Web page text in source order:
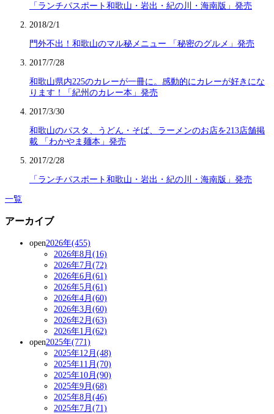
「ランチパスポート和歌山・岩出・紀の川・海南版」発売
2018/2/1
門外不出！和歌山のマル秘メニュー 「秘密のグルメ」発売
2017/7/28
和歌山県内225のカレーが一冊に。感動的にカレーが好きにな
ります！「紀州のカレー本」発売
2017/3/30
和歌山のパスタ、うどん・そば、ラーメンのお店を213店舗掲
載 「わかやま麺本」発売
2017/2/28
「ランチパスポート和歌山・岩出・紀の川・海南版」発売
一覧
アーカイブ
open2026年(455)
2026年8月(16)
2026年7月(72)
2026年6月(61)
2026年5月(61)
2026年4月(60)
2026年3月(60)
2026年2月(63)
2026年1月(62)
open2025年(771)
2025年12月(48)
2025年11月(70)
2025年10月(90)
2025年9月(68)
2025年8月(46)
2025年7月(71)